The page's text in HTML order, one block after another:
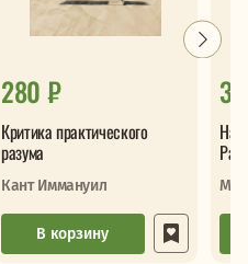
280 ₽
Критика практического
разума
Кант Иммануил
В корзину